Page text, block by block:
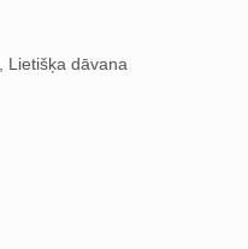
Lietišķa dāvana